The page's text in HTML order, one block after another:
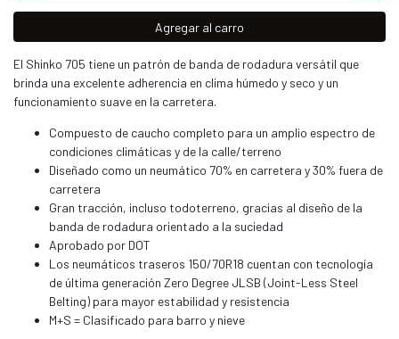
Agregar al carro
El Shinko 705 tiene un patrón de banda de rodadura versátil que
brinda una excelente adherencia en clima húmedo y seco y un
funcionamiento suave en la carretera.
Compuesto de caucho completo para un amplio espectro de
condiciones climáticas y de la calle/terreno
Diseñado como un neumático 70% en carretera y 30% fuera de
carretera
Gran tracción, incluso todoterreno, gracias al diseño de la
banda de rodadura orientado a la suciedad
Aprobado por DOT
Los neumáticos traseros 150/70R18 cuentan con tecnología
de última generación Zero Degree JLSB (Joint-Less Steel
Belting) para mayor estabilidad y resistencia
M+S = Clasificado para barro y nieve